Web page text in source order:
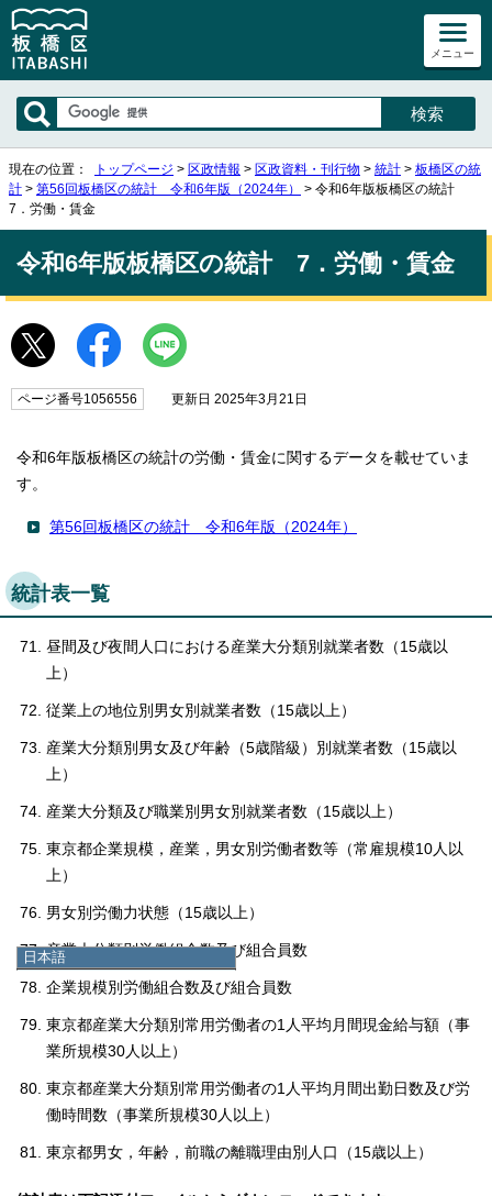
メニュー
日本語
日本語
English
한국어
简体中文
繁體中文
現在の位置： トップページ > 区政情報 > 区政資料・刊行物 > 統計 > 板橋区の統
計 > 第56回板橋区の統計 令和6年版（2024年）
> 令和6年版板橋区の統計
7．労働・賃金
令和6年版板橋区の統計 7．労働・賃金
ページ番号1056556 更新日 2025年3月21日
令和6年版板橋区の統計の労働・賃金に関するデータを載せていま
す。
第56回板橋区の統計 令和6年版（2024年）
統計表一覧
昼間及び夜間人口における産業大分類別就業者数（15歳以
上）
従業上の地位別男女別就業者数（15歳以上）
産業大分類別男女及び年齢（5歳階級）別就業者数（15歳以
上）
産業大分類及び職業別男女別就業者数（15歳以上）
東京都企業規模，産業，男女別労働者数等（常雇規模10人以
上）
男女別労働力状態（15歳以上）
産業大分類別労働組合数及び組合員数
企業規模別労働組合数及び組合員数
東京都産業大分類別常用労働者の1人平均月間現金給与額（事
業所規模30人以上）
東京都産業大分類別常用労働者の1人平均月間出勤日数及び労
働時間数（事業所規模30人以上）
東京都男女，年齢，前職の離職理由別人口（15歳以上）